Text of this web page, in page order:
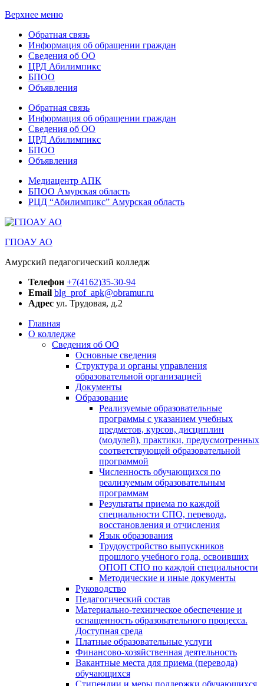
Верхнее меню
Обратная связь
Информация об обращении граждан
Сведения об ОО
ЦРД Абилимпикс
БПОО
Объявления
Обратная связь
Информация об обращении граждан
Сведения об ОО
ЦРД Абилимпикс
БПОО
Объявления
Медиацентр АПК
БПОО Амурская область
РЦД “Абилимпикс” Амурская область
ГПОАУ АО
Амурский педагогический колледж
Телефон +7(4162)35-30-94
Email blg_prof_apk@obramur.ru
Адрес ул. Трудовая, д.2
Главная
О колледже
Сведения об ОО
Основные сведения
Структура и органы управления
образовательной организацией
Документы
Образование
Реализуемые образовательные
программы с указанием учебных
предметов, курсов, дисциплин
(модулей), практики, предусмотренных
соответствующей образовательной
программой
Численность обучающихся по
реализуемым образовательным
программам
Результаты приема по каждой
специальности СПО, перевода,
восстановления и отчисления
Язык образования
Трудоустройство выпускников
прошлого учебного года, освоивших
ОПОП СПО по каждой специальности
Методические и иные документы
Руководство
Педагогический состав
Материально-техническое обеспечение и
оснащенность образовательного процесса.
Доступная среда
Платные образовательные услуги
Финансово-хозяйственная деятельность
Вакантные места для приема (перевода)
обучающихся
Стипендии и меры поддержки обучающихся